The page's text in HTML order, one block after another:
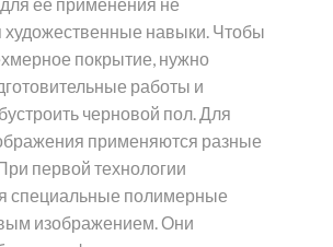
художественные навыки. Чтобы
покрытие, нужно
работы и
черновой пол. Для
применяются разные
первой технологии
специальные полимерные
изображением. Они